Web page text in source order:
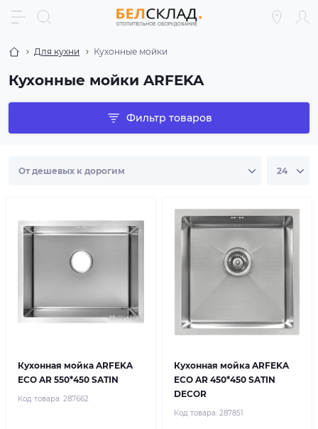
Для кухни Кухонные мойки
Кухонные мойки ARFEKA
Фильтр товаров
Кухонная мойка ARFEKA
ECO AR 550*450 SATIN
Код товара: 287662
Кухонная мойка ARFEKA
ECO AR 450*450 SATIN
DECOR
Код товара: 287851